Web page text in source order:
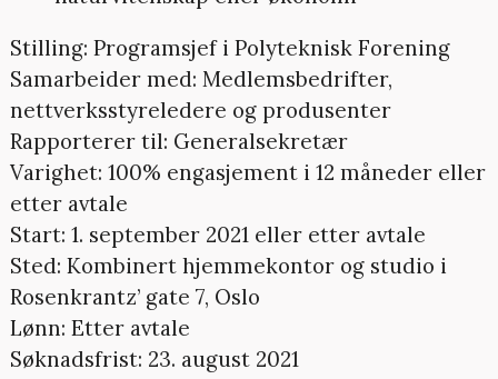
Stilling: Programsjef i Polyteknisk Forening
Samarbeider med: Medlemsbedrifter,
nettverksstyreledere og produsenter
Rapporterer til: Generalsekretær
Varighet: 100% engasjement i 12 måneder eller
etter avtale
Start: 1. september 2021 eller etter avtale
Sted: Kombinert hjemmekontor og studio i
Rosenkrantz’ gate 7, Oslo
Lønn: Etter avtale
Søknadsfrist: 23. august 2021